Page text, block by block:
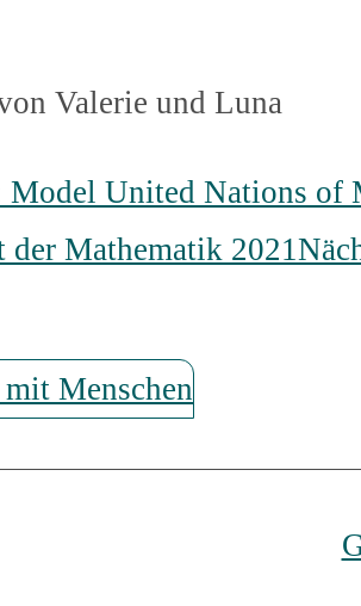
Valerie und Luna
United Nations of
der Mathematik 2021